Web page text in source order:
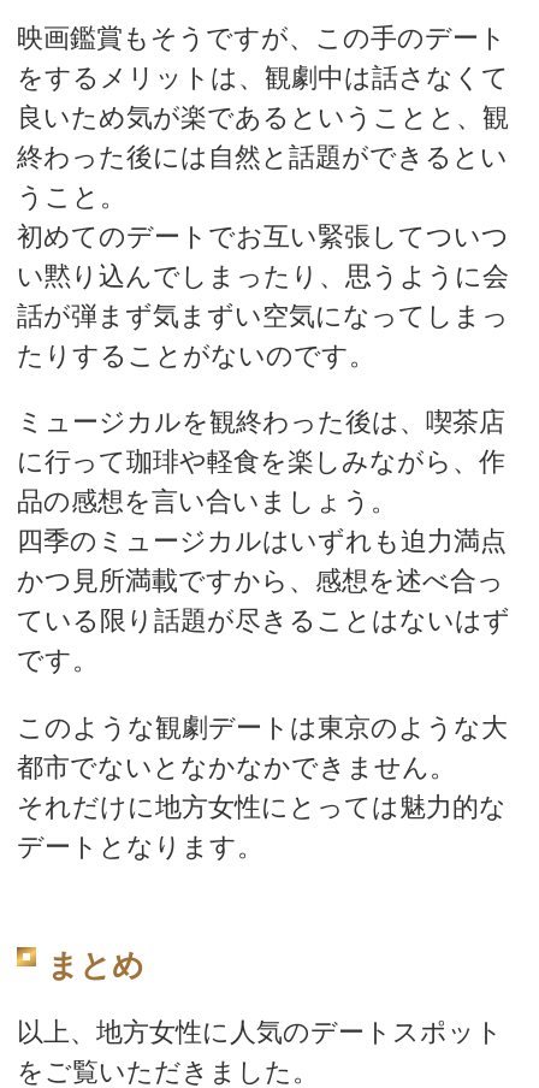
映画鑑賞もそうですが、この手のデート
をするメリットは、観劇中は話さなくて
良いため気が楽であるということと、観
終わった後には自然と話題ができるとい
うこと。
初めてのデートでお互い緊張してついつ
い黙り込んでしまったり、思うように会
話が弾まず気まずい空気になってしまっ
たりすることがないのです。
ミュージカルを観終わった後は、喫茶店
に行って珈琲や軽食を楽しみながら、作
品の感想を言い合いましょう。
四季のミュージカルはいずれも迫力満点
かつ見所満載ですから、感想を述べ合っ
ている限り話題が尽きることはないはず
です。
このような観劇デートは東京のような大
都市でないとなかなかできません。
それだけに地方女性にとっては魅力的な
デートとなります。
まとめ
以上、地方女性に人気のデートスポット
をご覧いただきました。